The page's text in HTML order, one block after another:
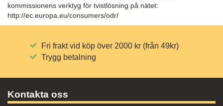
kommissionens verktyg för tvistlösning på nätet:
http://ec.europa.eu/consumers/odr/
Fri frakt vid köp över 2000 kr (från 49kr)
Trygg betalning
Kontakta oss